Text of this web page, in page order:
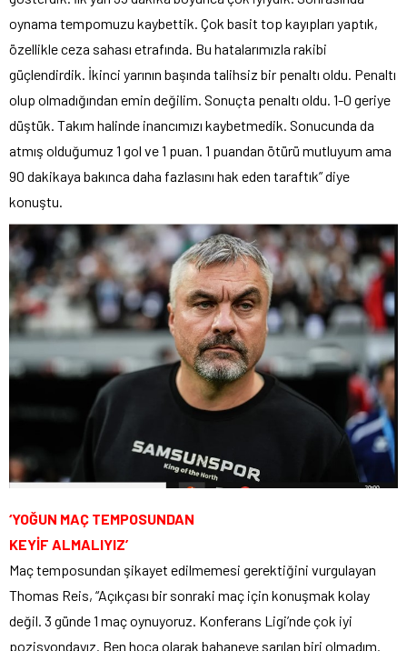
oynama tempomuzu kaybettik. Çok basit top kayıpları yaptık,
özellikle ceza sahası etrafında. Bu hatalarımızla rakibi
güçlendirdik. İkinci yarının başında talihsiz bir penaltı oldu. Penaltı
olup olmadığından emin değilim. Sonuçta penaltı oldu. 1-0 geriye
düştük. Takım halinde inancımızı kaybetmedik. Sonucunda da
atmış olduğumuz 1 gol ve 1 puan. 1 puandan ötürü mutluyum ama
90 dakikaya bakınca daha fazlasını hak eden taraftık” diye
konuştu.
‘YOĞUN MAÇ TEMPOSUNDAN
KEYİF ALMALIYIZ’
Maç temposundan şikayet edilmemesi gerektiğini vurgulayan
Thomas Reis, “Açıkçası bir sonraki maç için konuşmak kolay
değil. 3 günde 1 maç oynuyoruz. Konferans Ligi’nde çok iyi
pozisyondayız. Ben hoca olarak bahaneye sarılan biri olmadım.